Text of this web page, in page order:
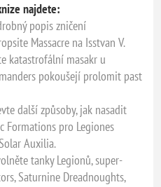
najdete:
popis zničení
Massacre na Isstvan V.
katastrofální masakr u
pokoušejí prolomit past
další způsoby, jak nasadit
Formations pro Legiones
Auxilia.
tanky Legionů, super-
Saturnine Dreadnoughts,